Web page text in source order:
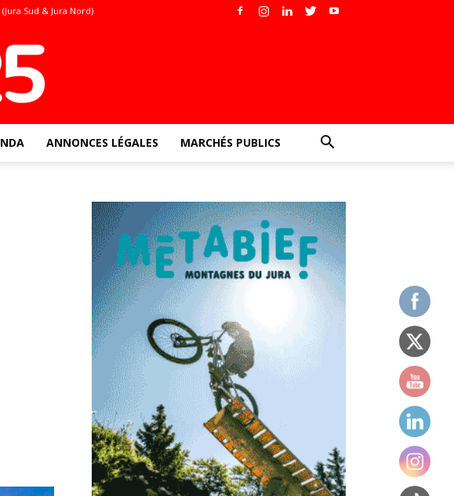
Sud & Jura Nord)
ANNONCES LÉGALES MARCHÉS PUBLICS